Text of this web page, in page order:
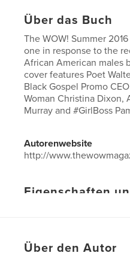
Über das Buch
The WOW! Summer
one in response to the
African American males
cover features Poet
Black Gospel Promo
Woman Christina
Murray and #GirlBoss
Autorenwebsite
http://
Eigenschaften
Seitenanzahl:
Über den Autor